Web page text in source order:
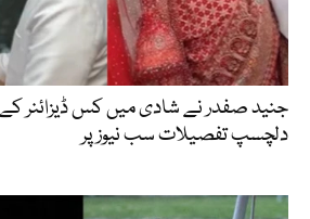
جنید صفدر نے شادی میں کس ڈیزائنر
دلچسپ تفصیلات سب نیوز پر